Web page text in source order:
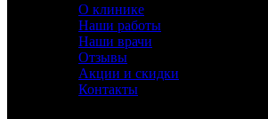
О клинике
Наши работы
Наши врачи
Отзывы
Акции и скидки
Контакты